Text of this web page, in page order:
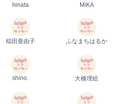
hinata MiKA
稲田亜由子 ふなまちはるか
shino. 大橋理絵